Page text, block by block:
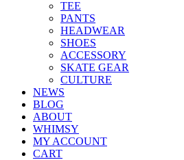
TEE
PANTS
HEADWEAR
SHOES
ACCESSORY
SKATE GEAR
CULTURE
NEWS
BLOG
ABOUT
WHIMSY
MY ACCOUNT
CART